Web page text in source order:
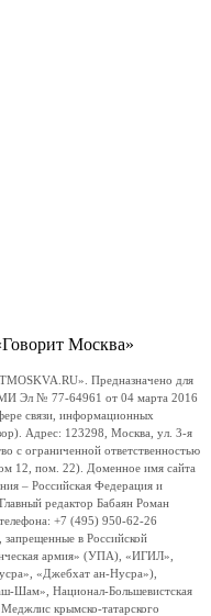
Москва»
Предназначено для
Эл № 77-64961 от 04 марта 2016
связи, информационных
Адрес: 123298, Москва, ул. 3-я
с ограниченной ответственностью
12, пом. 22). Доменное имя сайта
– Российская Федерация и
редактор Бабаян Роман
+7 (495) 950-62-26
запрещенные в Российской
армия» (УПА), «ИГИЛ»,
«Джебхат ан-Нусра»),
Шам», Национал-Большевистская
крымско-татарского